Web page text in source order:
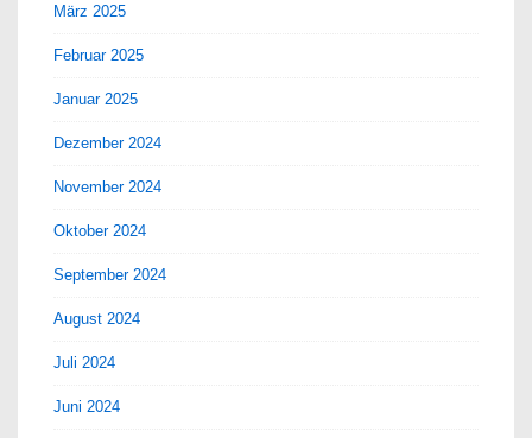
März 2025
Februar 2025
Januar 2025
Dezember 2024
November 2024
Oktober 2024
September 2024
August 2024
Juli 2024
Juni 2024